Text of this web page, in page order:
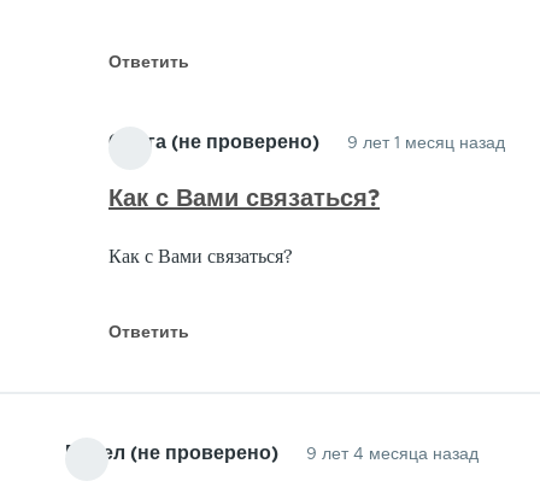
Ответить
Ольга (не проверено) 9 лет 1 месяц назад
Как с Вами связаться?
Как с Вами связаться?
Ответить
Павел (не проверено) 9 лет 4 месяца назад